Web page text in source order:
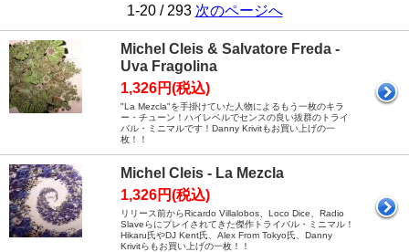
1-20 / 293 次のページへ
Michel Cleis & Salvatore Freda -
Uva Fragolina
1,326円(税込)
"La Mezcla"を手掛けていた人物によるもう一枚のキラ
ー・チューン！ハイレベルでセンスの良い抜群のトライ
バル・ミニマルです！Danny Krivitもお買い上げの一
枚！！
Michel Cleis - La Mezcla
1,326円(税込)
リリース前からRicardo Villalobos、Loco Dice、Radio
Slaveらにプレイされてきた傑作トライバル・ミニマル！
Hikaru氏やDJ Kent氏、Alex From Tokyo氏、Danny
Krivitらもお買い上げの一枚！！